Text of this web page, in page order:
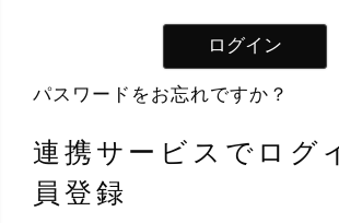
ログイン
パスワードをお忘れですか？
連携サービスでログ
員登録